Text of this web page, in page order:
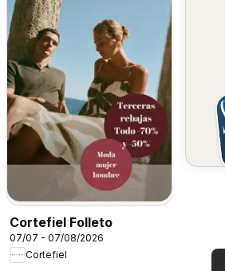
Cortefiel Folleto
07/07 - 07/08/2026
Cortefiel